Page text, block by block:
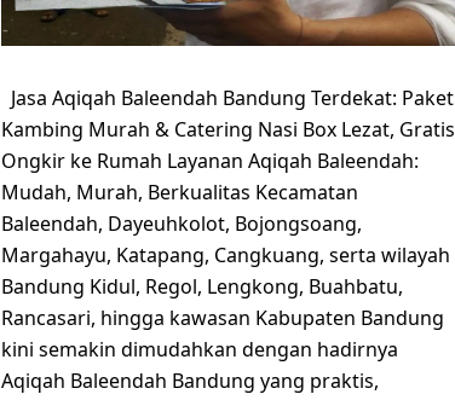
Jasa Aqiqah Baleendah Bandung Terdekat: Paket
Kambing Murah & Catering Nasi Box Lezat, Gratis
Ongkir ke Rumah Layanan Aqiqah Baleendah:
Mudah, Murah, Berkualitas Kecamatan
Baleendah, Dayeuhkolot, Bojongsoang,
Margahayu, Katapang, Cangkuang, serta wilayah
Bandung Kidul, Regol, Lengkong, Buahbatu,
Rancasari, hingga kawasan Kabupaten Bandung
kini semakin dimudahkan dengan hadirnya
Aqiqah Baleendah Bandung yang praktis,